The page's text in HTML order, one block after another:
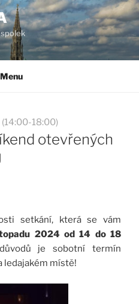
Menu
18:00)
otevřených
setkání, která se vám
2024 od 14 do 18
je sobotní termín
ledajakém místě!